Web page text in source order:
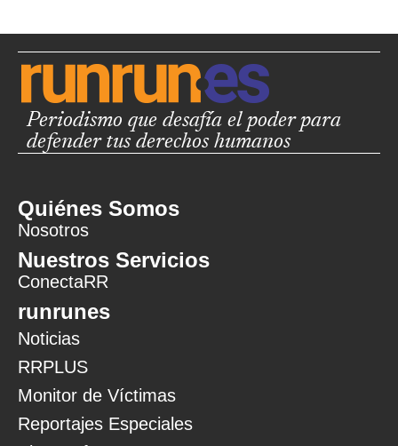
Periodismo que desafía el poder para
defender tus derechos humanos
Quiénes Somos
Nosotros
Nuestros Servicios
ConectaRR
runrunes
Noticias
RRPLUS
Monitor de Víctimas
Reportajes Especiales